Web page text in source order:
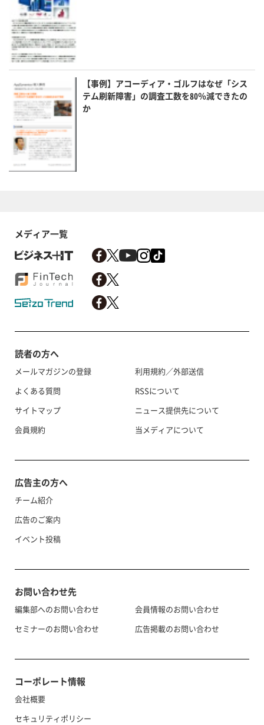
【事例】アコーディア・ゴルフはなぜ「シス
テム刷新障害」の調査工数を80％減できたの
か
メディア一覧
読者の方へ
メールマガジンの登録
よくある質問
サイトマップ
会員規約
利用規約／外部送信
RSSについて
ニュース提供先について
当メディアについて
広告主の方へ
チーム紹介
広告のご案内
イベント投稿
お問い合わせ先
編集部へのお問い合わせ
セミナーのお問い合わせ
会員情報のお問い合わせ
広告掲載のお問い合わせ
コーポレート情報
会社概要
セキュリティポリシー